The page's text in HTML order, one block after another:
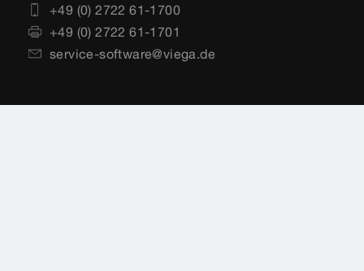
+49 (0) 2722 61-1700
+49 (0) 2722 61-1701
service-software@viega.de